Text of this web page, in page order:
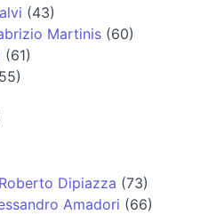
(43)
Martinis (60)
(61)
Roberto Dipiazza (73)
Amadori (66)